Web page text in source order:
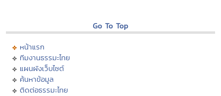
Go To Top
หน้าแรก
ทีมงานธรรมะไทย
แผนผังเว็บไซต์
ค้นหาข้อมูล
ติดต่อธรรมะไทย